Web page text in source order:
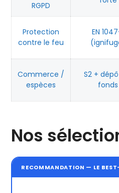
RGPD
Protection
contre le feu
EN
Commerce /
espèces
S2 +
fonds
Nos
RECOMMANDATION — LE